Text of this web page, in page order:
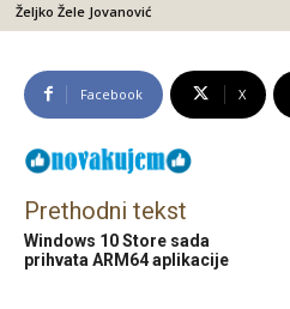
Željko Žele Jovanović
Facebook X
Prethodni tekst
Windows 10 Store sada
prihvata ARM64 aplikacije